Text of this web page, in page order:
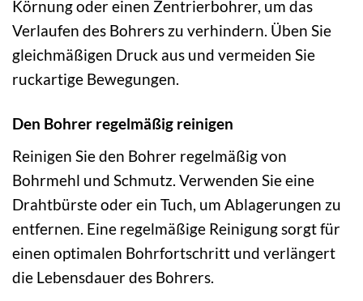
Körnung oder einen Zentrierbohrer, um das
Verlaufen des Bohrers zu verhindern. Üben Sie
gleichmäßigen Druck aus und vermeiden Sie
ruckartige Bewegungen.
Den Bohrer regelmäßig reinigen
Reinigen Sie den Bohrer regelmäßig von
Bohrmehl und Schmutz. Verwenden Sie eine
Drahtbürste oder ein Tuch, um Ablagerungen zu
entfernen. Eine regelmäßige Reinigung sorgt für
einen optimalen Bohrfortschritt und verlängert
die Lebensdauer des Bohrers.